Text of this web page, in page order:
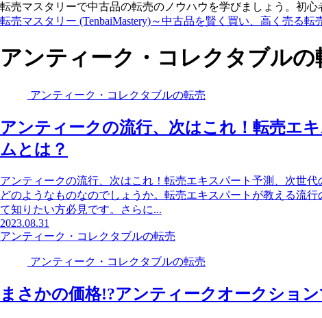
転売マスタリーで中古品の転売のノウハウを学びましょう。初
転売マスタリー (TenbaiMastery)～中古品を賢く買い、高く売る転
アンティーク・コレクタブルの
アンティーク・コレクタブルの転売
アンティークの流行、次はこれ！転売エ
ムとは？
アンティークの流行、次はこれ！転売エキスパート予測、次世
どのようなものなのでしょうか。転売エキスパートが教える流
て知りたい方必見です。さらに...
2023.08.31
アンティーク・コレクタブルの転売
アンティーク・コレクタブルの転売
まさかの価格!?アンティークオークショ